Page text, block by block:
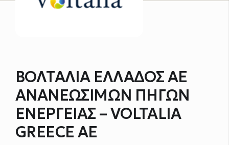
ΒΟΛΤΑΛΙΑ ΕΛΛΑΔΟΣ ΑΕ
ΑΝΑΝΕΩΣΙΜΩΝ ΠΗΓΩΝ
ΕΝΕΡΓΕΙΑΣ – VOLTALIA
GREECE AE